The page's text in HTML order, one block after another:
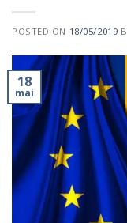
POSTED ON 18/05/2019
18
mai